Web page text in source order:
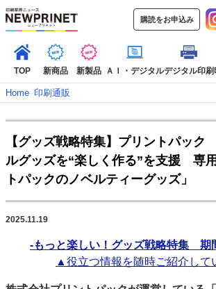
購読をお申込み
TOP 新商品 新製品 ＡＩ・デジタルデジタル印刷
TOP
新着記事 特集記事
動画コン
インタビュー
コレクション
新商品
ポストプレス ビジネス イベント
人事・移転・異動・訃報
特集記事カテゴリー一覧
Home–印刷通販
【グッズ戦略特集】プリントパッ
ルグッズを“楽しく作る”を支援 専
トパックのノベルティーグッズ」
2025.11.19
-もっと楽しい！グッズ戦略特集 期
▲役立つ情報を随時ご紹介して